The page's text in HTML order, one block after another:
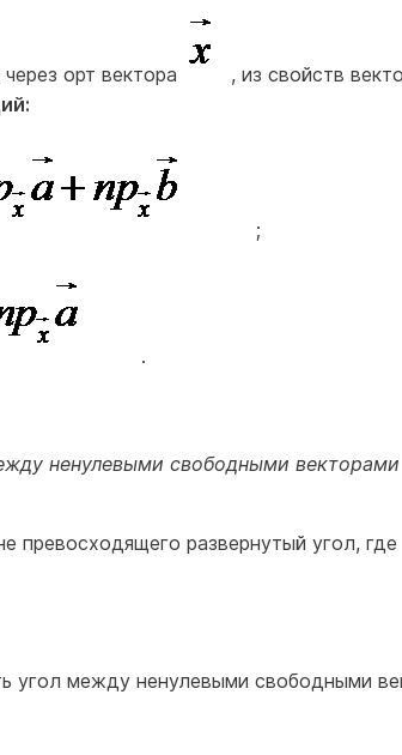
орт вектора
, из свойств
;
.
ненулевыми свободными векторами
превосходящего развернутый угол, где
угол между ненулевыми свободными